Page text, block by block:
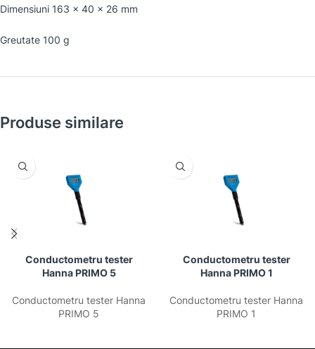
Dimensiuni 163 x 40 x 26 mm
Greutate 100 g
Produse similare
Conductometru tester
Hanna PRIMO 5
Conductometru tester Hanna
PRIMO 5
Conductometru tester
Hanna PRIMO 1
Conductometru tester Hanna
PRIMO 1